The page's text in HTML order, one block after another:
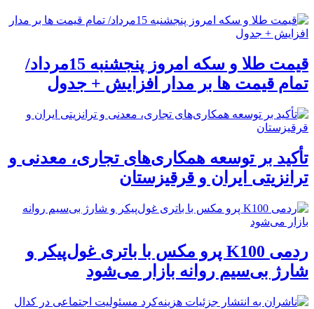
قیمت طلا و سکه امروز پنجشنبه 15مرداد/
تمام قیمت ها بر مدار افزایش + جدول
تأکید بر توسعه همکاری‌های تجاری، معدنی و
ترانزیتی ایران و قرقیزستان
ردمی K100 پرو مکس با باتری غول‌پیکر و
شارژ بی‌سیم روانه بازار می‌شود